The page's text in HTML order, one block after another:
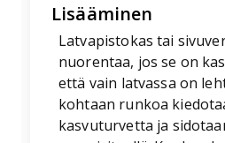
Lisääminen
Latvapistokas tai
nuorentaa, jos se on
että vain latvassa on
kohtaan runkoa
kasvuturvetta ja